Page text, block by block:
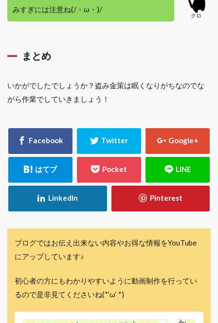
クロ
みすぎには注意ね(/・ω・)/
まとめ
いかがでしたでしょうか？盗み金策は眠くなりがちなのでな
がら作業でしていきましょう！
ブログではお伝え出来ない内容やお得な情報をYouTube
にアップしています♪
初心者の方にもわかりやすいように動画制作を行ってい
るので是非見てくださいね(*‘ω‘ *)